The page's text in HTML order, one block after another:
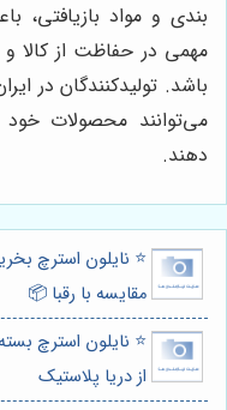
بندی و مواد
مهمی در حفاظت از
باشد. تولیدکنندگان در
می‌توانند محصولات خود
دهند.
⭐️ نایلون استرچ
مقایسه با رقبا 📦
⭐️ نایلون استرچ
از دریا پلاستیک